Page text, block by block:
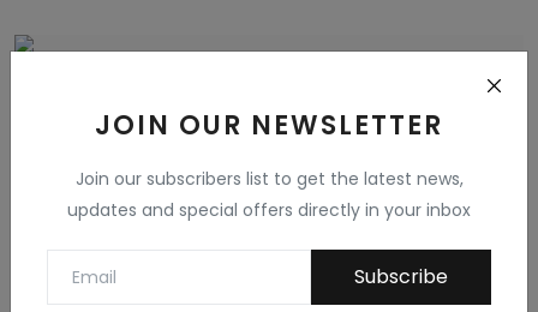
JOIN OUR NEWSLETTER
Join our subscribers list to get the latest news,
updates and special offers directly in your inbox
Subscribe